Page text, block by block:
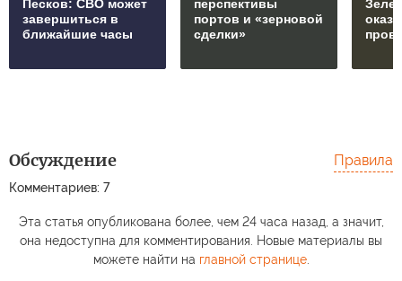
Песков: СВО может
завершиться в
ближайшие часы
перспективы
портов и «зерновой
сделки»
Обсуждение
Комментариев: 7
Правила
Эта статья опубликована более, чем 24 часа назад, а значит,
она недоступна для комментирования. Новые материалы вы
можете найти на главной странице.